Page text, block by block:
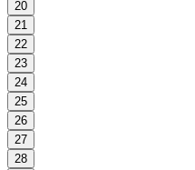
20
21
22
23
24
25
26
27
28